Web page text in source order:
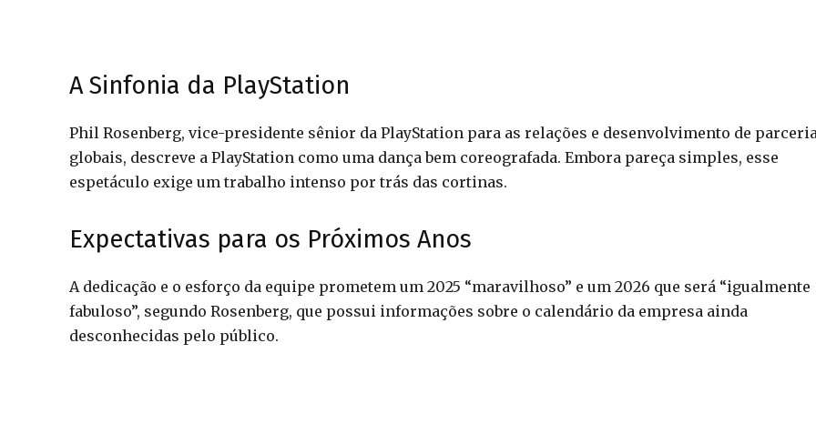
A Sinfonia da PlayStation
Phil Rosenberg, vice-presidente sênior da PlayStation para as relações e desenvolvimento de
globais, descreve a PlayStation como uma dança bem coreografada. Embora pareça simples, esse
espetáculo exige um trabalho intenso por trás das cortinas.
Expectativas para os Próximos Anos
A dedicação e o esforço da equipe prometem um 2025 “maravilhoso” e um 2026 que será “igualmente
fabuloso”, segundo Rosenberg, que possui informações sobre o calendário da empresa ainda
desconhecidas pelo público.